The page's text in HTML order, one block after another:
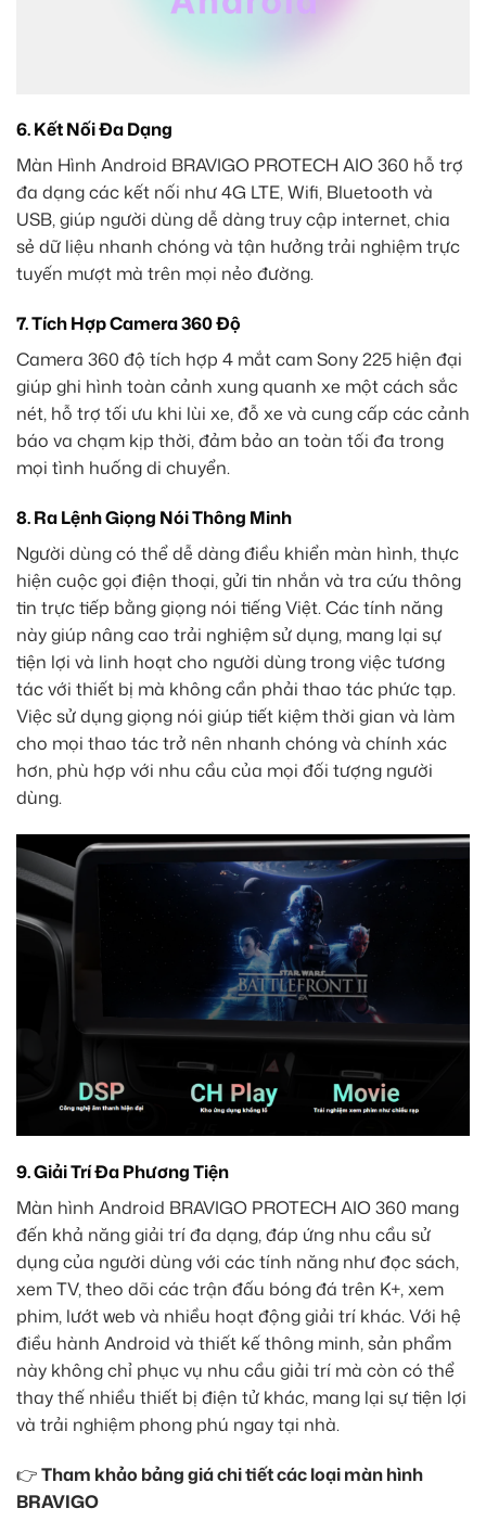
6. Kết Nối Đa Dạng
Màn Hình Android BRAVIGO PROTECH AIO 360 hỗ trợ
đa dạng các kết nối như 4G LTE, Wifi, Bluetooth và
USB, giúp người dùng dễ dàng truy cập internet, chia
sẻ dữ liệu nhanh chóng và tận hưởng trải nghiệm trực
tuyến mượt mà trên mọi nẻo đường.
7. Tích Hợp Camera 360 Độ
Camera 360 độ tích hợp 4 mắt cam Sony 225 hiện đại
giúp ghi hình toàn cảnh xung quanh xe một cách sắc
nét, hỗ trợ tối ưu khi lùi xe, đỗ xe và cung cấp các cảnh
báo va chạm kịp thời, đảm bảo an toàn tối đa trong
mọi tình huống di chuyển.
8. Ra Lệnh Giọng Nói Thông Minh
Người dùng có thể dễ dàng điều khiển màn hình, thực
hiện cuộc gọi điện thoại, gửi tin nhắn và tra cứu thông
tin trực tiếp bằng giọng nói tiếng Việt. Các tính năng
này giúp nâng cao trải nghiệm sử dụng, mang lại sự
tiện lợi và linh hoạt cho người dùng trong việc tương
tác với thiết bị mà không cần phải thao tác phức tạp.
Việc sử dụng giọng nói giúp tiết kiệm thời gian và làm
cho mọi thao tác trở nên nhanh chóng và chính xác
hơn, phù hợp với nhu cầu của mọi đối tượng người
dùng.
9. Giải Trí Đa Phương Tiện
Màn hình Android BRAVIGO PROTECH AIO 360 mang
đến khả năng giải trí đa dạng, đáp ứng nhu cầu sử
dụng của người dùng với các tính năng như đọc sách,
xem TV, theo dõi các trận đấu bóng đá trên K+, xem
phim, lướt web và nhiều hoạt động giải trí khác. Với hệ
điều hành Android và thiết kế thông minh, sản phẩm
này không chỉ phục vụ nhu cầu giải trí mà còn có thể
thay thế nhiều thiết bị điện tử khác, mang lại sự tiện lợi
và trải nghiệm phong phú ngay tại nhà.
👉Tham khảo bảng giá chi tiết các loại màn hình
BRAVIGO